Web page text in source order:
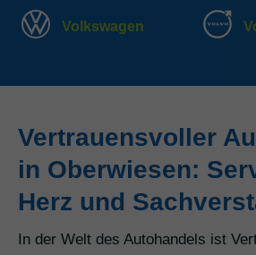
Volkswagen
Vertrauensvoller
in Oberwiesen:
Herz und
In der Welt des Autohandels ist